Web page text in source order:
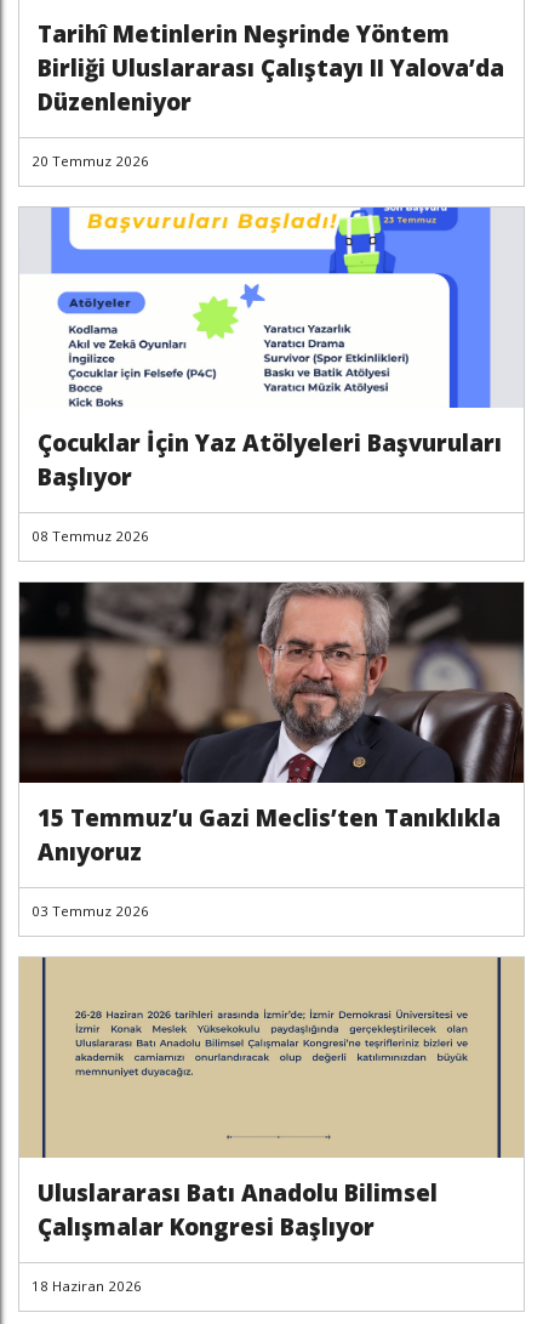
Tarihî Metinlerin Neşrinde Yöntem
Birliği Uluslararası Çalıştayı II Yalova’da
Düzenleniyor
20 Temmuz 2026
Çocuklar İçin Yaz Atölyeleri Başvuruları
Başlıyor
08 Temmuz 2026
15 Temmuz’u Gazi Meclis’ten Tanıklıkla
Anıyoruz
03 Temmuz 2026
Uluslararası Batı Anadolu Bilimsel
Çalışmalar Kongresi Başlıyor
18 Haziran 2026